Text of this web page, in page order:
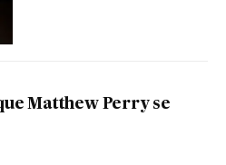
Matthew Perry se